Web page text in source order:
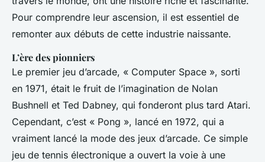
Pour comprendre leur ascension, il est essentiel de
remonter aux débuts de cette industrie naissante.
L’ère des pionniers
Le premier jeu d’arcade, « Computer Space », sorti
en 1971, était le fruit de l’imagination de Nolan
Bushnell et Ted Dabney, qui fonderont plus tard Atari.
Cependant, c’est « Pong », lancé en 1972, qui a
vraiment lancé la mode des jeux d’arcade. Ce simple
jeu de tennis électronique a ouvert la voie à une